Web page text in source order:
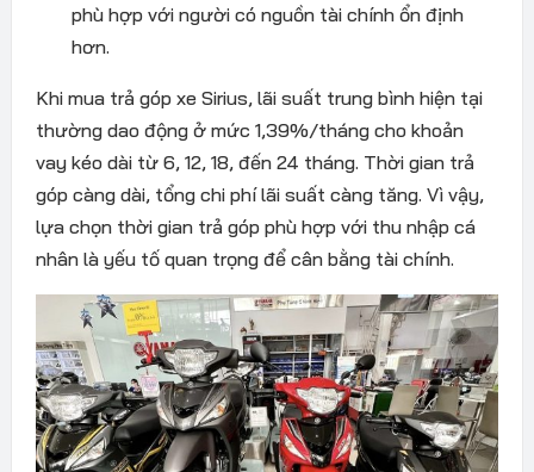
phù hợp với người có nguồn tài chính ổn định
hơn.
Khi mua trả góp xe Sirius, lãi suất trung bình hiện tại
thường dao động ở mức 1,39%/tháng cho khoản
vay kéo dài từ 6, 12, 18, đến 24 tháng. Thời gian trả
góp càng dài, tổng chi phí lãi suất càng tăng. Vì vậy,
lựa chọn thời gian trả góp phù hợp với thu nhập cá
nhân là yếu tố quan trọng để cân bằng tài chính.